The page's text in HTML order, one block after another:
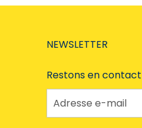
NEWSLETTER
Restons en contact
Adresse e-mail